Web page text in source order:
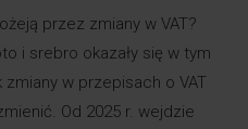
przez zmiany w VAT?
i srebro okazały się w tym
w przepisach o VAT
Od 2025 r. wejdzie